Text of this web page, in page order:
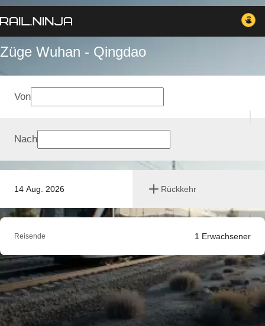
Züge Wuhan - Qingdao
14 Aug. 2026 Rückkehr
Von
Nach
Reisende 1 Erwachsener